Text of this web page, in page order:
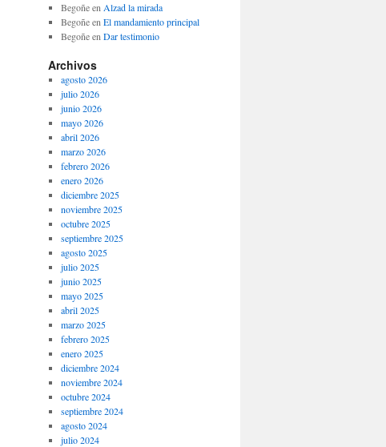
Begoñeen Alzad la mirada
Begoñeen El mandamiento principal
Begoñeen Dar testimonio
Archivos
agosto 2026
julio 2026
junio 2026
mayo 2026
abril 2026
marzo 2026
febrero 2026
enero 2026
diciembre 2025
noviembre 2025
octubre 2025
septiembre 2025
agosto 2025
julio 2025
junio 2025
mayo 2025
abril 2025
marzo 2025
febrero 2025
enero 2025
diciembre 2024
noviembre 2024
octubre 2024
septiembre 2024
agosto 2024
julio 2024